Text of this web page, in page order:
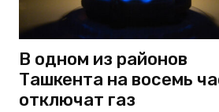
В одном из районов
Ташкента на восемь
отключат газ